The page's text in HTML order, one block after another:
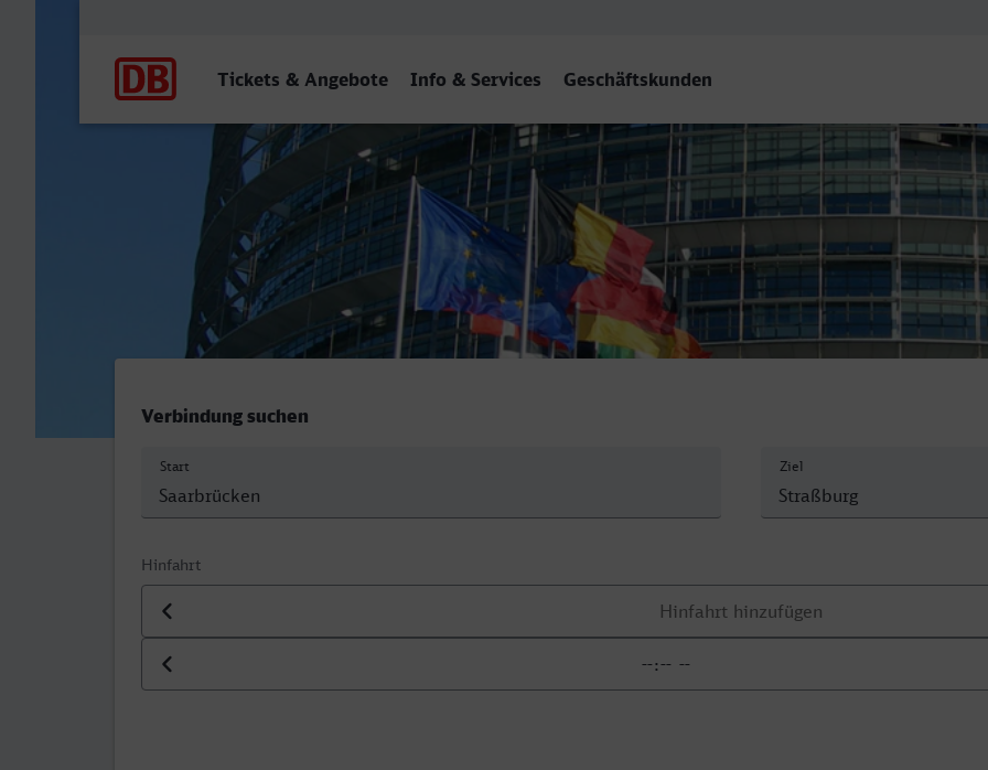
Tickets & Angebote Info & Services Geschäftskunden
Hauptbahnhof, Saarbrücken - Strasbourg
Verbindung suchen
Start Ziel
Hinfahrt
Datum der Hinfahrt
Uhrzeit der Hinfahrt